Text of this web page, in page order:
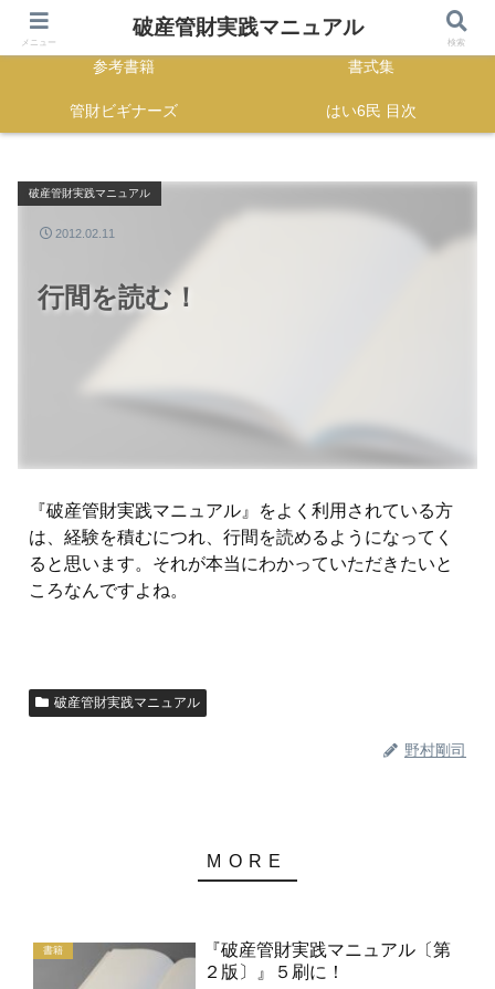
HOME 正誤表
参考書籍 書式集
管財ビギナーズ はい6民 目次
行間を読む！
破産管財実践マニュアル
2012.02.11
『破産管財実践マニュアル』をよく利用されている方
は、経験を積むにつれ、行間を読めるようになってく
ると思います。それが本当にわかっていただきたいと
ころなんですよね。
破産管財実践マニュアル
野村剛司
書籍
『破産管財実践マニュアル〔第
２版〕』５刷に！
メニュー
破産管財実践マニュアル
検索